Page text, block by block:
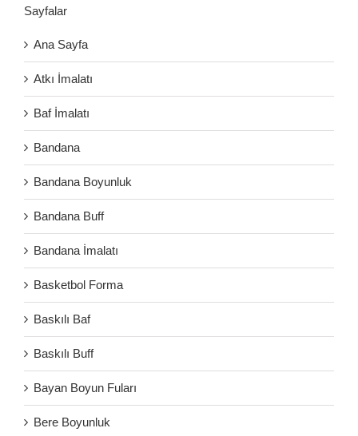
Sayfalar
Ana Sayfa
Atkı İmalatı
Baf İmalatı
Bandana
Bandana Boyunluk
Bandana Buff
Bandana İmalatı
Basketbol Forma
Baskılı Baf
Baskılı Buff
Bayan Boyun Fuları
Bere Boyunluk